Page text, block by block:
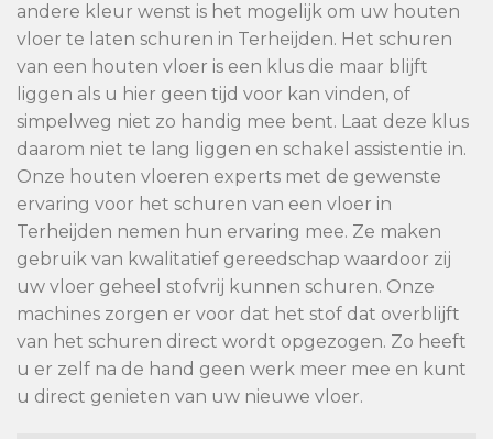
andere kleur wenst is het mogelijk om uw houten
vloer te laten schuren in Terheijden. Het schuren
van een houten vloer is een klus die maar blijft
liggen als u hier geen tijd voor kan vinden, of
simpelweg niet zo handig mee bent. Laat deze klus
daarom niet te lang liggen en schakel assistentie in.
Onze houten vloeren experts met de gewenste
ervaring voor het schuren van een vloer in
Terheijden nemen hun ervaring mee. Ze maken
gebruik van kwalitatief gereedschap waardoor zij
uw vloer geheel stofvrij kunnen schuren. Onze
machines zorgen er voor dat het stof dat overblijft
van het schuren direct wordt opgezogen. Zo heeft
u er zelf na de hand geen werk meer mee en kunt
u direct genieten van uw nieuwe vloer.